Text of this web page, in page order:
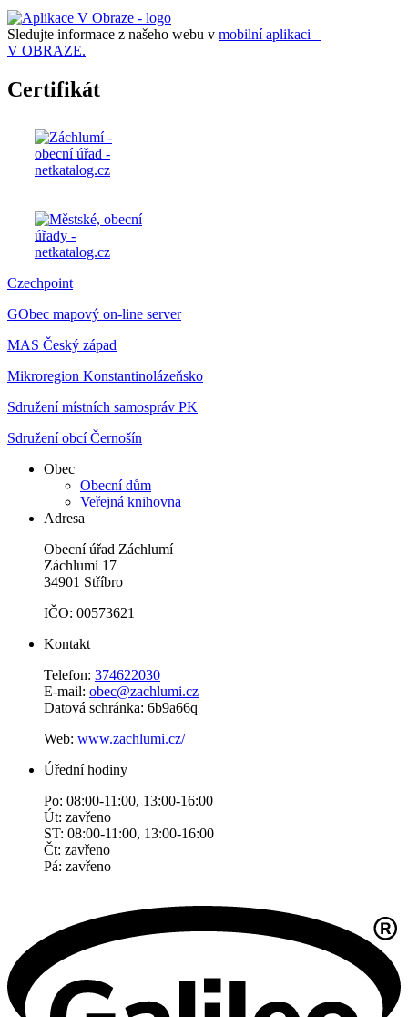
Sledujte informace z našeho webu v mobilní aplikaci –
V OBRAZE.
Certifikát
Czechpoint
GObec mapový on-line server
MAS Český západ
Mikroregion Konstantinolázeňsko
Sdružení místních samospráv PK
Sdružení obcí Černošín
Obec
Obecní dům
Veřejná knihovna
Adresa
Obecní úřad Záchlumí
Záchlumí 17
34901 Stříbro
IČO: 00573621
Kontakt
Telefon: 374622030
E-mail: obec@zachlumi.cz
Datová schránka: 6b9a66q
Web: www.zachlumi.cz/
Úřední hodiny
Po: 08:00-11:00, 13:00-16:00
Út: zavřeno
ST: 08:00-11:00, 13:00-16:00
Čt: zavřeno
Pá: zavřeno